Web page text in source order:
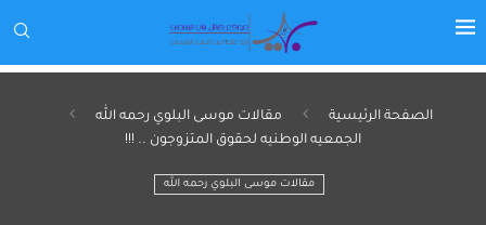
الصفحة الرئيسية
مقالات موسى البلوي رحمه الله
الجمعيه الوطنيه لحقوق المتزوجون .. !!!
مقالات موسى البلوي رحمه الله